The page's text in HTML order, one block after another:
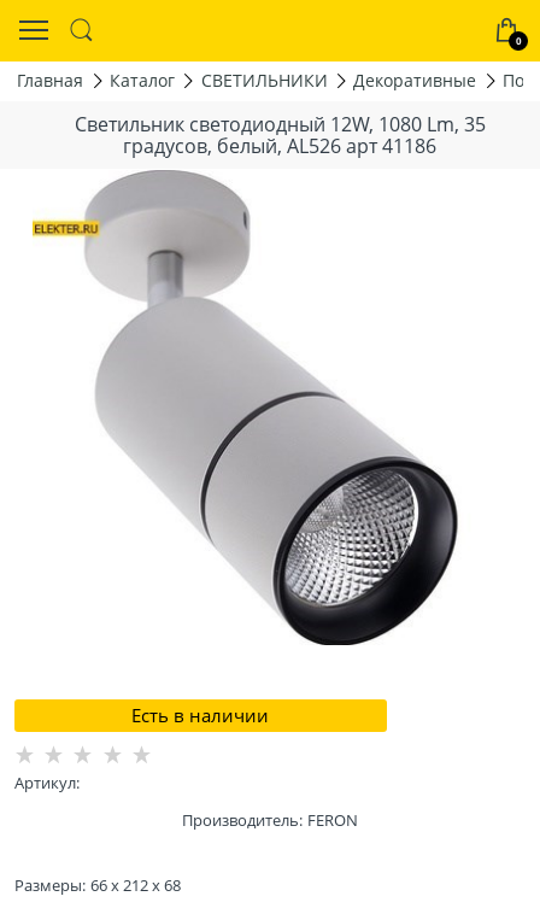
0
Главная Каталог СВЕТИЛЬНИКИ Декоративные
Светильник светодиодный 12W, 1080 Lm, 35
градусов, белый, AL526 арт 41186
Есть в наличии
Артикул:
Производитель: FERON
Размеры: 66 x 212 x 68